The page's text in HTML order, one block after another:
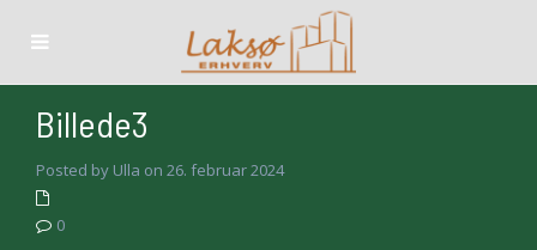
Billede3
Posted by Ulla on 26. februar 2024
0